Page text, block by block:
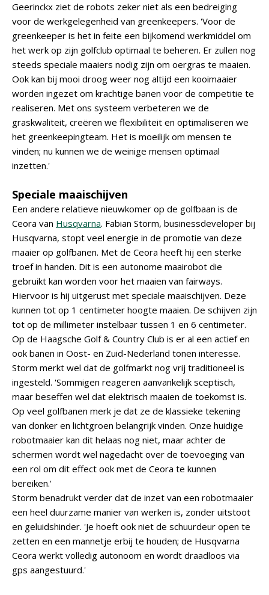
Geerinckx ziet de robots zeker niet als een bedreiging
voor de werkgelegenheid van greenkeepers. 'Voor de
greenkeeper is het in feite een bijkomend werkmiddel om
het werk op zijn golfclub optimaal te beheren. Er zullen nog
steeds speciale maaiers nodig zijn om oergras te maaien.
Ook kan bij mooi droog weer nog altijd een kooimaaier
worden ingezet om krachtige banen voor de competitie te
realiseren. Met ons systeem verbeteren we de
graskwaliteit, creëren we flexibiliteit en optimaliseren we
het greenkeepingteam. Het is moeilijk om mensen te
vinden; nu kunnen we de weinige mensen optimaal
inzetten.'
Speciale maaischijven
Een andere relatieve nieuwkomer op de golfbaan is de
Ceora van Husqvarna. Fabian Storm, businessdeveloper bij
Husqvarna, stopt veel energie in de promotie van deze
maaier op golfbanen. Met de Ceora heeft hij een sterke
troef in handen. Dit is een autonome maairobot die
gebruikt kan worden voor het maaien van fairways.
Hiervoor is hij uitgerust met speciale maaischijven. Deze
kunnen tot op 1 centimeter hoogte maaien. De schijven zijn
tot op de millimeter instelbaar tussen 1 en 6 centimeter.
Op de Haagsche Golf & Country Club is er al een actief en
ook banen in Oost- en Zuid-Nederland tonen interesse.
Storm merkt wel dat de golfmarkt nog vrij traditioneel is
ingesteld. 'Sommigen reageren aanvankelijk sceptisch,
maar beseffen wel dat elektrisch maaien de toekomst is.
Op veel golfbanen merk je dat ze de klassieke tekening
van donker en lichtgroen belangrijk vinden. Onze huidige
robotmaaier kan dit helaas nog niet, maar achter de
schermen wordt wel nagedacht over de toevoeging van
een rol om dit effect ook met de Ceora te kunnen
bereiken.'
Storm benadrukt verder dat de inzet van een robotmaaier
een heel duurzame manier van werken is, zonder uitstoot
en geluidshinder. 'Je hoeft ook niet de schuurdeur open te
zetten en een mannetje erbij te houden; de Husqvarna
Ceora werkt volledig autonoom en wordt draadloos via
gps aangestuurd.'